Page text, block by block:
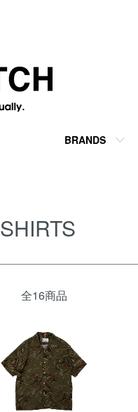
BRANDS
SHIRTS
全16商品